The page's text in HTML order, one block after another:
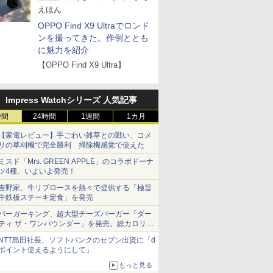
えほん
OPPO Find X9 Ultraでロンド
ンを撮ってきた。作例ととも
に魅力を紹介
【OPPO Find X9 Ultra】
Impress Watchシリーズ 人気記事
24時間 1週間 1カ月
家電レビュー】手ごわい雑草との戦い、コメ
の草刈機で完全勝利 掃除機感覚で使えた
スド「Mrs. GREEN APPLE」のコラボドーナ
4種、いよいよ発売！
野家、牛リブロースを熱々で提供する「極旨
鉄板ステーキ定食」を発売
ーガーキング、超大型チーズバーガー「ダー
ィ ザ・ワンパウンダー」を発売。総カロリー
1656kcal、総重量約527g！
島田社長、ソフトバンクのセブン出資に「d
イント使えるようにして」
もっと見る